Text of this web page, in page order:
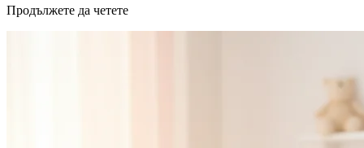
Продължете да четете